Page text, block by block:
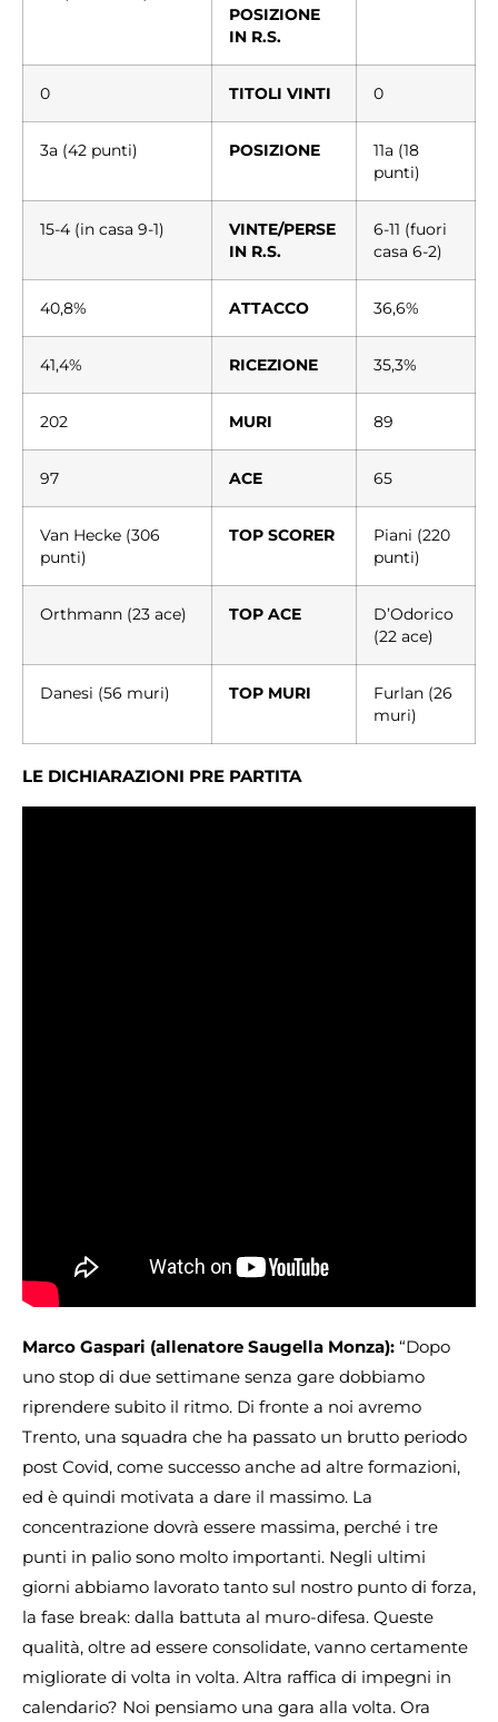
POSIZIONE
IN R.S.
0 TITOLI VINTI 0
3a (42 punti) POSIZIONE
11a (18
punti)
15-4 (in casa 9-1)
VINTE/PERSE
IN R.S.
6-11 (fuori
casa 6-2)
40,8% ATTACCO 36,6%
41,4% RICEZIONE 35,3%
202 MURI 89
97 ACE 65
Van Hecke (306
punti)
TOP SCORER
Piani (220
punti)
Orthmann (23 ace) TOP ACE
D’Odorico
(22 ace)
Danesi (56 muri) TOP MURI
Furlan (26
muri)
LE DICHIARAZIONI PRE PARTITA
Marco Gaspari (allenatore Saugella Monza): “Dopo
uno stop di due settimane senza gare dobbiamo
riprendere subito il ritmo. Di fronte a noi avremo
Trento, una squadra che ha passato un brutto periodo
post Covid, come successo anche ad altre formazioni,
ed è quindi motivata a dare il massimo. La
concentrazione dovrà essere massima, perché i tre
punti in palio sono molto importanti. Negli ultimi
giorni abbiamo lavorato tanto sul nostro punto di forza,
la fase break: dalla battuta al muro-difesa. Queste
qualità, oltre ad essere consolidate, vanno certamente
migliorate di volta in volta. Altra raffica di impegni in
calendario? Noi pensiamo una gara alla volta. Ora